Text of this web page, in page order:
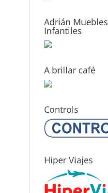
Adrián Muebles
Infantiles
A brillar café
Controls
Hiper Viajes